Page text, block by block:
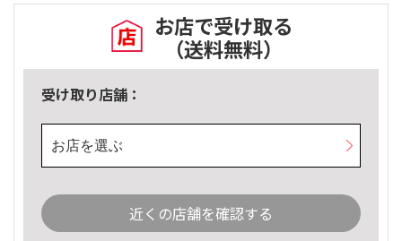
お店で受け取る
（送料無料）
受け取り店舗：
お店を選ぶ
近くの店舗を確認する